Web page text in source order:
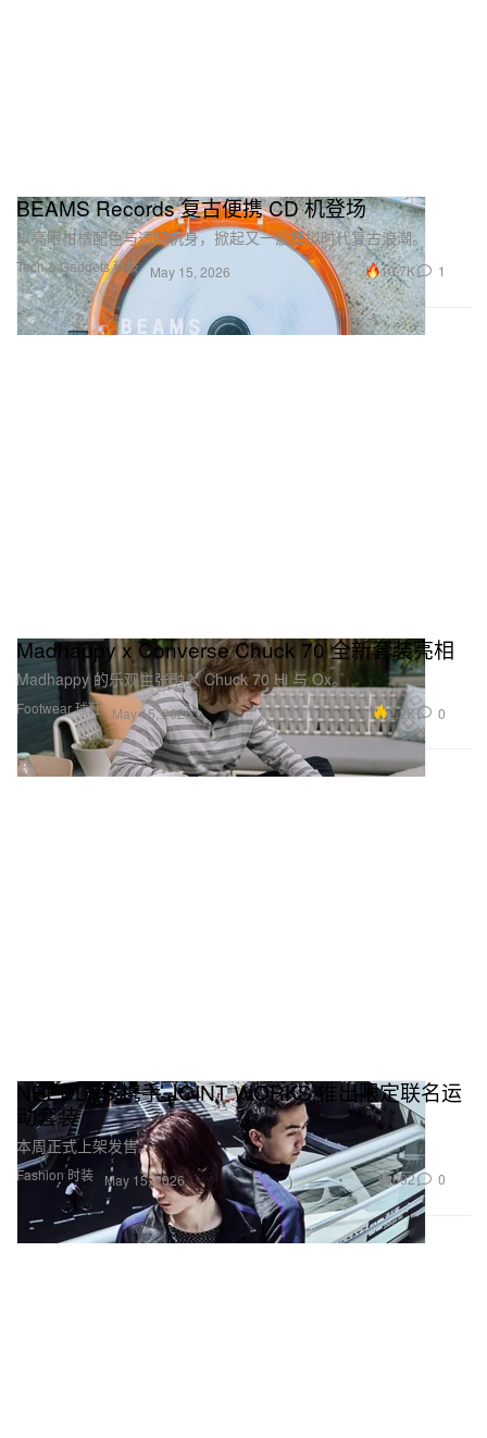
Tech & Gadgets 科技
BEAMS Records 复古便携 CD 机登场
以亮眼柑橘配色与透明机身，掀起又一波模拟时代复古浪潮。
May 15, 2026 10.7K 1
Footwear 球鞋
Madhappy x Converse Chuck 70 全新套装亮相
Madhappy 的乐观主张融入 Chuck 70 Hi 与 Ox。
May 15, 2026 2.2K 0
Fashion 时装
NEEDLES 携手 JOINT WORKS 推出限定联名运
动套装
本周正式上架发售。
May 15, 2026 692 0